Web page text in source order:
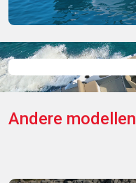
Andere modellen